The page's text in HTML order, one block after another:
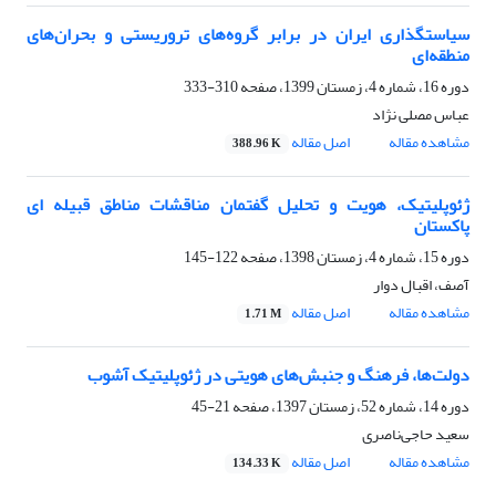
سیاستگذاری ایران در برابر گروه‌های تروریستی و بحران‌های
منطقه‌ای
دوره 16، شماره 4، زمستان 1399، صفحه
310-333
عباس مصلی نژاد
مشاهده مقاله
اصل مقاله 388.96 K
ژئوپلیتیک، هویت و تحلیل گفتمان مناقشات مناطق قبیله ای
پاکستان
دوره 15، شماره 4، زمستان 1398، صفحه
122-145
آصف، اقبال دوار
مشاهده مقاله
اصل مقاله 1.71 M
دولت‌ها، فرهنگ و جنبش‌های هویتی در ژئوپلیتیک آشوب
دوره 14، شماره 52، زمستان 1397، صفحه
21-45
سعید حاجی‌ناصری
مشاهده مقاله
اصل مقاله 134.33 K